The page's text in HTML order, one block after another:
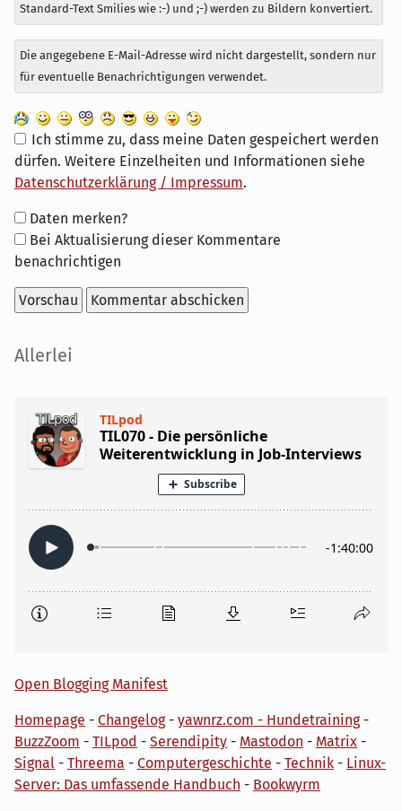
Standard-Text Smilies wie :-) und ;-) werden zu Bildern konvertiert.
Die angegebene E-Mail-Adresse wird nicht dargestellt, sondern nur
für eventuelle Benachrichtigungen verwendet.
Ich stimme zu, dass meine Daten gespeichert werden
dürfen. Weitere Einzelheiten und Informationen siehe
Datenschutzerklärung / Impressum.
Formular-
Optionen
Daten merken?
Bei Aktualisierung dieser Kommentare
benachrichtigen
Seitenleiste
Allerlei
Open Blogging Manifest
Homepage - Changelog- yawnrz.com - Hundetraining-
BuzzZoom - TILpod - Serendipity - Mastodon - Matrix -
Signal - Threema - Computergeschichte - Technik - Linux-
Server: Das umfassende Handbuch - Bookwyrm